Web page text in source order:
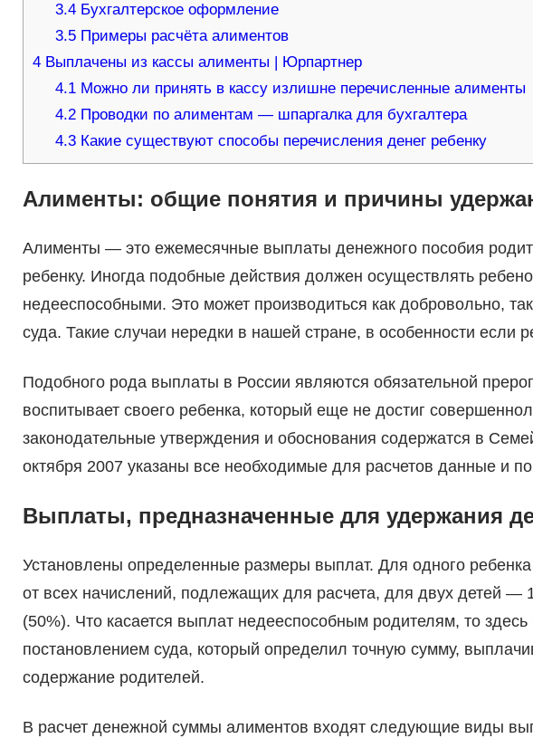
3.4 Бухгалтерское оформление
3.5 Примеры расчёта алиментов
4Выплачены из кассы алименты | Юрпартнер
4.1 Можно ли принять в кассу излишне перечисленные алименты
4.2 Проводки по алиментам — шпаргалка для бухгалтера
4.3 Какие существуют способы перечисления денег ребенку
Алименты: общие понятия и причины
Алименты — это ежемесячные выплаты денежного пособия
ребенку. Иногда подобные действия должен осуществлять
недееспособными. Это может производиться как добровольно,
суда. Такие случаи нередки в нашей стране, в особенности если
Подобного рода выплаты в России являются обязательной
воспитывает своего ребенка, который еще не достиг
законодательные утверждения и обоснования содержатся в
октября 2007 указаны все необходимые для расчетов данные и
Выплаты, предназначенные для удержания
Установлены определенные размеры выплат. Для одного
от всех начислений, подлежащих для расчета, для двух детей
(50%). Что касается выплат недееспособным родителям, то здесь
постановлением суда, который определил точную сумму,
содержание родителей.
В расчет денежной суммы алиментов входят следующие виды